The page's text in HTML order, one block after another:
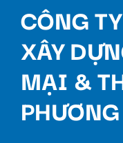
CÔNG
XÂY
MẠI &